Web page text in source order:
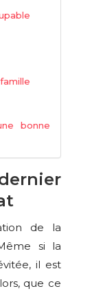
bonne
de la
si la
il est
que ce